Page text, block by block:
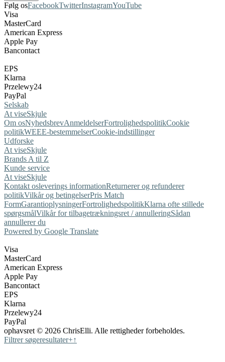
Følg osFacebookTwitterInstagramYouTube
Visa
MasterCard
American Express
Apple Pay
Bancontact
EPS
Klarna
Przelewy24
PayPal
Selskab
At viseSkjule
Om osNyhedsbrevAnmeldelserFortrolighedspolitikCookie
politikWEEE-bestemmelserCookie-indstillinger
Udforske
At viseSkjule
Brands A til Z
Kunde service
At viseSkjule
Kontakt osleverings informationReturnerer og refunderer
politikVilkår og betingelserPris Match
FormGarantioplysningerFortrolighedspolitikKlarna ofte stillede
spørgsmålVilkår for tilbagetrækningsret / annulleringSådan
annullerer du
Powered by Google Translate
Visa
MasterCard
American Express
Apple Pay
Bancontact
EPS
Klarna
Przelewy24
PayPal
ophavsret © 2026 ChrisElli. Alle rettigheder forbeholdes.
Filtrer søgeresultater+↑